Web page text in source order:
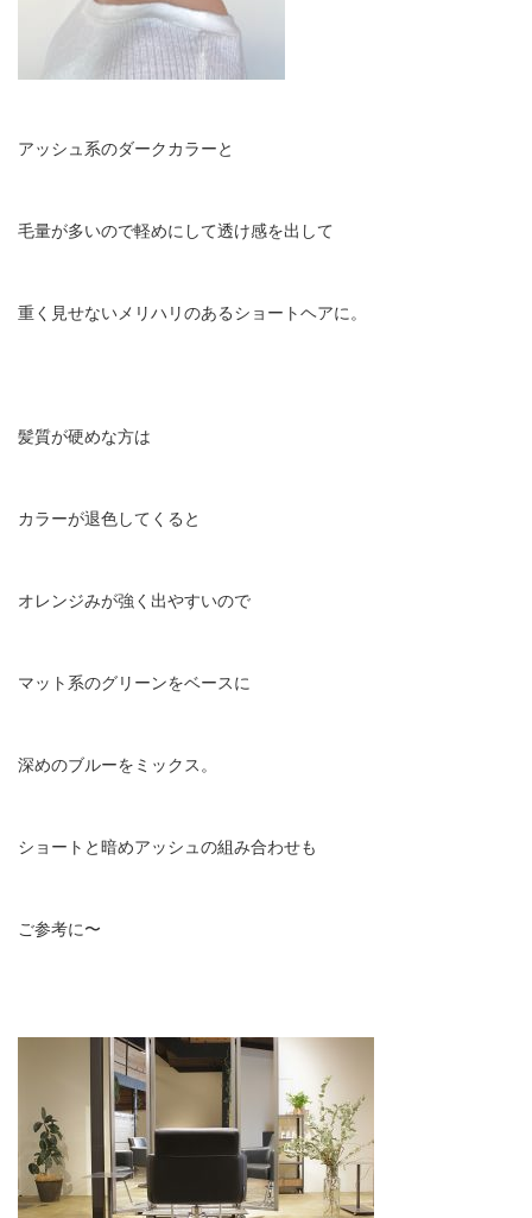
アッシュ系のダークカラーと
毛量が多いので軽めにして透け感を出して
重く見せないメリハリのあるショートヘアに。
髪質が硬めな方は
カラーが退色してくると
オレンジみが強く出やすいので
マット系のグリーンをベースに
深めのブルーをミックス。
ショートと暗めアッシュの組み合わせも
ご参考に〜